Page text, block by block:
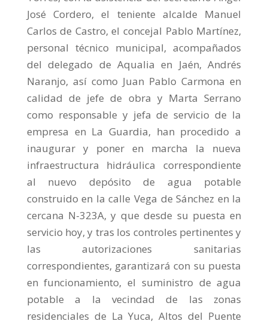
José Cordero, el teniente alcalde Manuel
Carlos de Castro, el concejal Pablo Martínez,
personal técnico municipal, acompañados
del delegado de Aqualia en Jaén, Andrés
Naranjo, así como Juan Pablo Carmona en
calidad de jefe de obra y Marta Serrano
como responsable y jefa de servicio de la
empresa en La Guardia, han procedido a
inaugurar y poner en marcha la nueva
infraestructura hidráulica correspondiente
al nuevo depósito de agua potable
construido en la calle Vega de Sánchez en la
cercana N-323A, y que desde su puesta en
servicio hoy, y tras los controles pertinentes y
las autorizaciones sanitarias
correspondientes, garantizará con su puesta
en funcionamiento, el suministro de agua
potable a la vecindad de las zonas
residenciales de La Yuca, Altos del Puente